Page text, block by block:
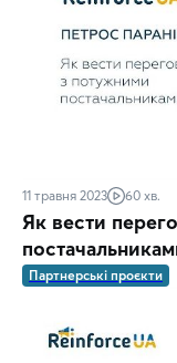
11 травня 2023 60 хв.
Як вести
Партнерські проєкти